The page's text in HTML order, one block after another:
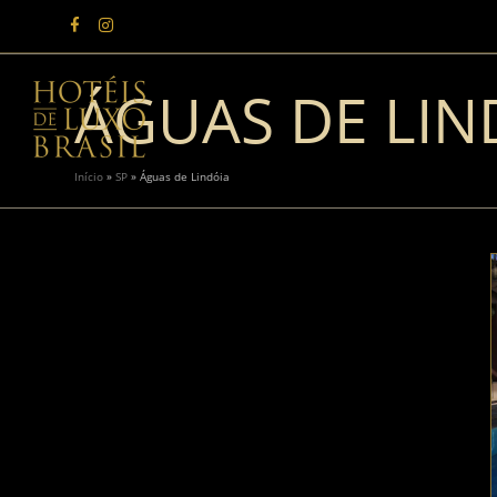
ÁGUAS DE
Início »SP »Águas de Lindóia